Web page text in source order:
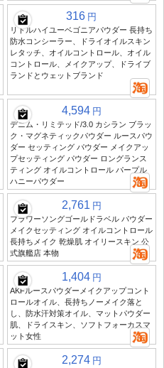
316 円
リトルハイユーベゴニアパウダー 長持ち
防水コンシーラー、ドライオイルスキン
レタッチ、オイルコントロール、オイル
コントロール、メイクアップ、ドライブ
ランドとウェットブランド
4,594 円
デニム・リミテッド/3.0 カシラン ブラッ
ク・マグネティックパウダー ルースパウ
ダー セッティング パウダー メイクアッ
プセッティング パウダー ロングランス
ティング オイルコントロール パープル
ハニーパウダー
2,761 円
フラワーソングゴールドラベル パウダー
メイクセッティング オイルコントロール
長持ちメイク 乾燥肌 オイリースキン 公
式旗艦店 本物
1,404 円
AKFルースパウダーメイクアップコント
ロールオイル、長持ちノーメイク落と
し、防水汗対策オイル、マットパウダー
肌、ドライスキン、ソフトフォーカスマ
ット女性
2,274 円